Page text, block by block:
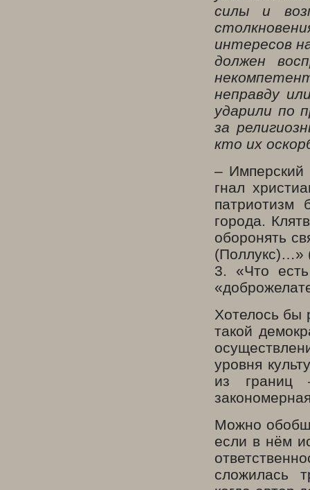
силы и
интересов
должен
неправду
ударили по
за
кто их
– Имперский
гнал
патриотизм
города.
оборонять
(Поллукс)…»
3. «Что
Хотелось бы
такой
уровня
из границ
Можно
если в нём
сложилась